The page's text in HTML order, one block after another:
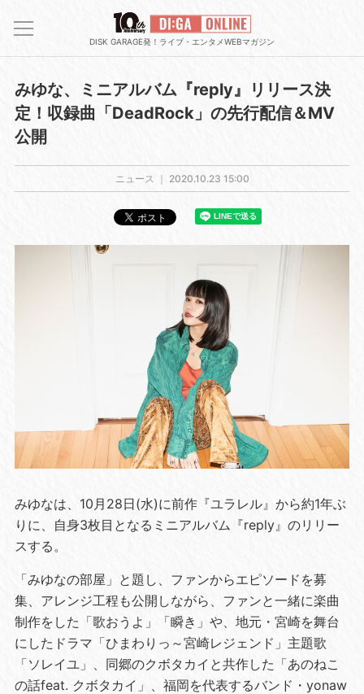
DISK GARAGE発！ライブ・エンタメWEBマガジン
みゆな、ミニアルバム『reply』リリース決
定！収録曲「DeadRock」の先行配信＆MV
公開
ニュース ｜ 2020.10.23 15:00
みゆなは、10月28日(水)に前作『ユラレル』から約1年ぶ
りに、自身3枚目となるミニアルバム『reply』のリリー
スする。
「みゆなの部屋」と題し、ファンからエピソードを募
集、アレンジ工程も公開しながら、ファンと一緒に楽曲
制作をした「歌おうよ」「瞬き」や、地元・宮崎を舞台
にしたドラマ「ひまわりっ～宮崎レジェンド」主題歌
「ソレイユ」、同郷のクボタカイと共作した「あのねこ
の話feat. クボタカイ」、福岡を代表するバンド・yonaw